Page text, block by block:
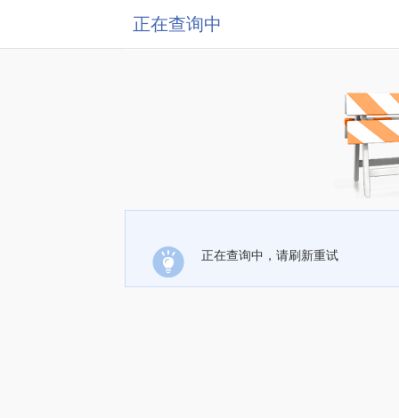
正在查询中
正在查询中，请刷新重试